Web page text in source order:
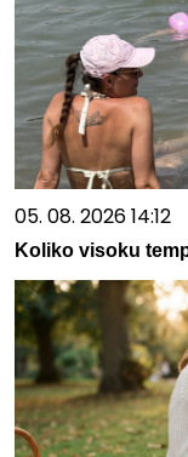
05. 08. 2026 14:12
Koliko visoku